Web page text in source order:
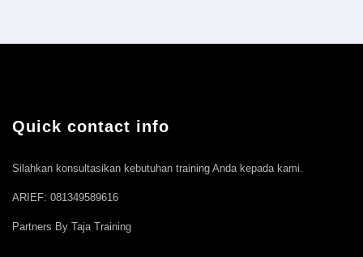
Quick contact info
Silahkan konsultasikan kebutuhan training Anda kepada kami.
ARIEF: 081349589616
Partners By Taja Training